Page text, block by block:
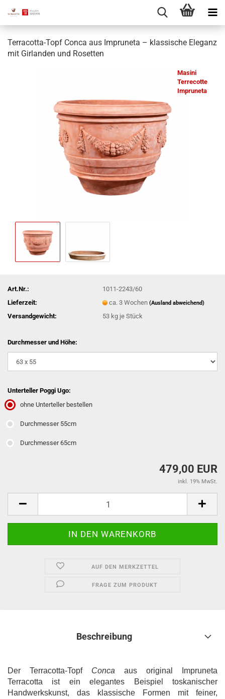
Terracotta-Topf Conca aus Impruneta – klassische Eleganz
mit Girlanden und Rosetten
Masini
Terrecotte
Impruneta
Art.Nr.:
1011-2243/60
Lieferzeit:
ca. 3 Wochen(Ausland abweichend)
Versandgewicht: 53 kg je Stück
Durchmesser und Höhe:
Unterteller Poggi Ugo:
ohne Unterteller bestellen
Durchmesser 55cm
Durchmesser 65cm
479,00 EUR
inkl. 19% MwSt.
AUF DEN MERKZETTEL
FRAGE ZUM PRODUKT
Beschreibung
Der Terracotta-Topf Conca aus original Impruneta
Terracotta ist ein elegantes Beispiel toskanischer
Handwerkskunst, das klassische Formen mit feiner,